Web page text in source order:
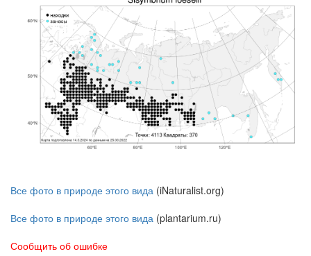
Все фото в природе этого вида (iNaturalist.org)
Все фото в природе этого вида (plantarium.ru)
Сообщить об ошибке